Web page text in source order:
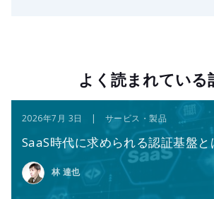
よく読まれている
2026年7月 3日 | サービス・製品
SaaS時代に求められる認証基盤と
林 達也